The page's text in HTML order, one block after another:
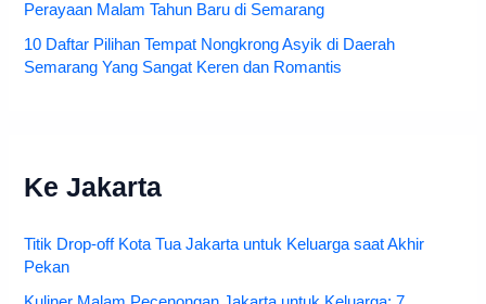
Perayaan Malam Tahun Baru di Semarang
10 Daftar Pilihan Tempat Nongkrong Asyik di Daerah
Semarang Yang Sangat Keren dan Romantis
Ke Jakarta
Titik Drop-off Kota Tua Jakarta untuk Keluarga saat Akhir
Pekan